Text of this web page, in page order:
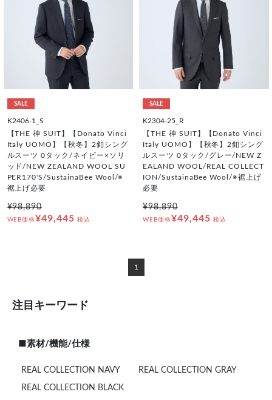
SALE
K2406-1_S
【THE 神 SUIT】【Donato Vinci
Italy UOMO】【秋冬】2釦シング
ルスーツ 0タック/ネイビー×ソリ
ッド/NEW ZEALAND WOOL SU
PER170'S/SustainaBee Wool/※
裾上げ必要
¥98,890
WEB価格¥49,445 税込
SALE
K2304-25_R
【THE 神 SUIT】【Donato Vinci
Italy UOMO】【秋冬】2釦シング
ルスーツ 0タック/グレー/NEW Z
EALAND WOOL/REAL COLLECT
ION/SustainaBee Wool/※裾上げ
必要
¥98,890
WEB価格¥49,445 税込
1
注目キーワード
■素材/機能/仕様
REAL COLLECTION NAVY REAL COLLECTION GRAY
REAL COLLECTION BLACK